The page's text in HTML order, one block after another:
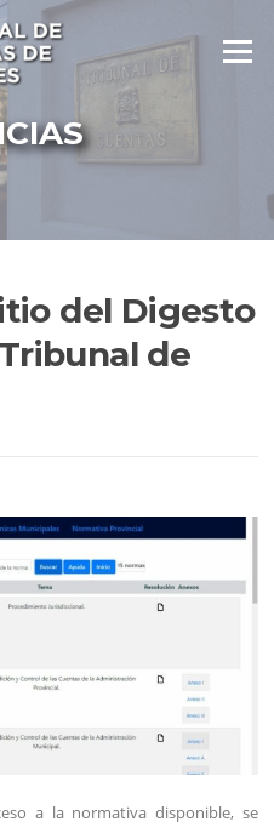
Menú
del Digesto
de
a la normativa disponible, se